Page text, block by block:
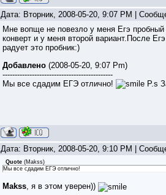
Дата: Вторник, 2008-05-20, 9:07 PM |
Мне вопще не повезло у меня Егэ
конверт и у меня второй вариант.После
радует это пробник:)
Добавлено (2008-05-20, 9:07 Pm)
---------------------------------------------
Мы все сдадим ЕГЭ отлично!
P.s
Дата: Вторник, 2008-05-20, 9:10 PM |
Quote (Makss)
Мы все сдадим ЕГЭ отлично!
Makss, я в этом уверен))